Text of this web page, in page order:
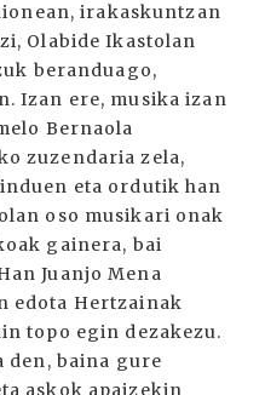
irakaskuntzan
Olabide Ikastolan
beranduago,
Izan ere, musika izan
Bernaola
zuzendaria zela,
eta ordutik han
oso musikari onak
gainera, bai
Juanjo Mena
edota Hertzainak
topo egin dezakezu.
den, baina gure
askok apaizekin